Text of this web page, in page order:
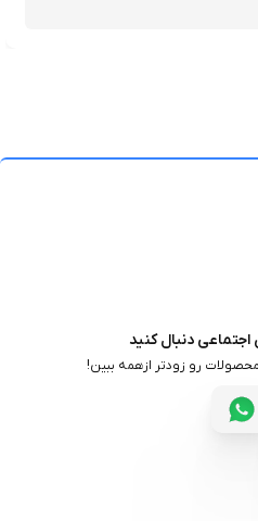
دنبال کنید
رو زودتر ازهمه ببین!